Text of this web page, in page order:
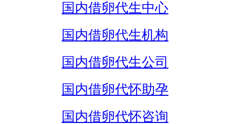
国内借卵代生中心
国内借卵代生机构
国内借卵代生公司
国内借卵代怀助孕
国内借卵代怀咨询